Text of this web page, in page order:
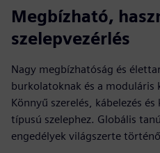
Megbízható,
szelepvezérlés
Nagy megbízhatóság és
burkolatoknak és a moduláris
Könnyű szerelés, kábelezés
típusú szelephez. Globális
engedélyek világszerte